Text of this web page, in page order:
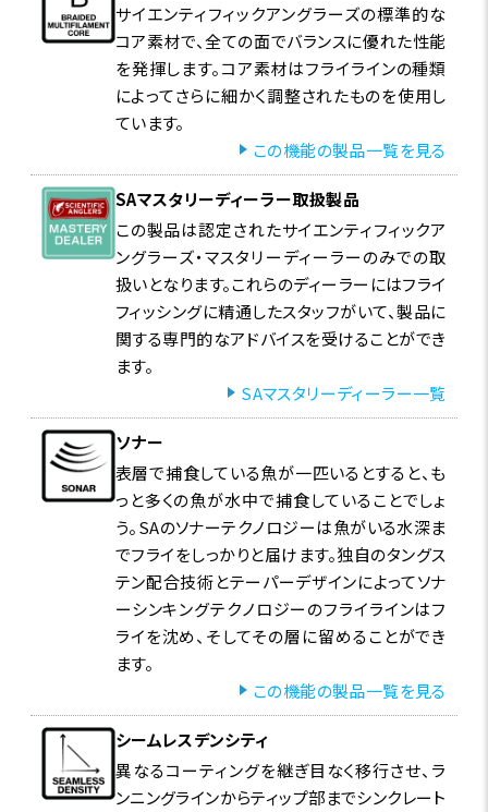
サイエンティフィックアングラーズの標準的な
コア素材で、全ての面でバランスに優れた性能
を発揮します。コア素材はフライラインの種類
によってさらに細かく調整されたものを使用し
ています。
この機能の製品一覧を見る
SAマスタリーディーラー取扱製品
この製品は認定されたサイエンティフィックア
ングラーズ・マスタリーディーラーのみでの取
扱いとなります。これらのディーラーにはフライ
フィッシングに精通したスタッフがいて、製品に
関する専門的なアドバイスを受けることができ
ます。
SAマスタリーディーラー一覧
ソナー
表層で捕食している魚が一匹いるとすると、も
っと多くの魚が水中で捕食していることでしょ
う。SAのソナーテクノロジーは魚がいる水深ま
でフライをしっかりと届けます。独自のタングス
テン配合技術とテーパーデザインによってソナ
ーシンキングテクノロジーのフライラインはフ
ライを沈め、そしてその層に留めることができ
ます。
この機能の製品一覧を見る
シームレスデンシティ
異なるコーティングを継ぎ目なく移行させ、ラ
ンニングラインからティップ部までシンクレート